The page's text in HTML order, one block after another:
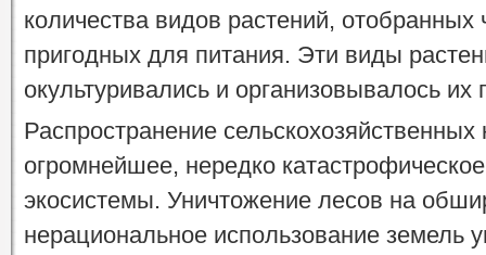
количества видов растений,
пригодных для питания. Эти виды
окультуривались и организовывалось
Распространение сельскохозяйственных
огромнейшее, нередко
экосистемы. Уничтожение лесов на
нерациональное использование земель